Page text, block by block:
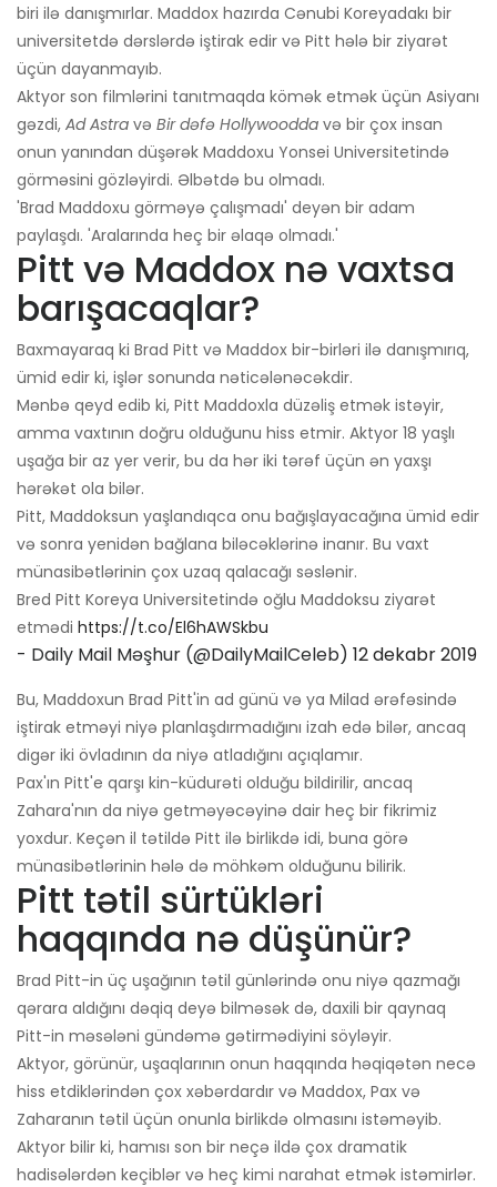
biri ilə danışmırlar. Maddox hazırda Cənubi Koreyadakı bir
universitetdə dərslərdə iştirak edir və Pitt hələ bir ziyarət
üçün dayanmayıb.
Aktyor son filmlərini tanıtmaqda kömək etmək üçün Asiyanı
gəzdi, Ad Astra və Bir dəfə Hollywoodda və bir çox insan
onun yanından düşərək Maddoxu Yonsei Universitetində
görməsini gözləyirdi. Əlbətdə bu olmadı.
'Brad Maddoxu görməyə çalışmadı' deyən bir adam
paylaşdı. 'Aralarında heç bir əlaqə olmadı.'
Pitt və Maddox nə vaxtsa
barışacaqlar?
Baxmayaraq ki Brad Pitt və Maddox bir-birləri ilə danışmırıq,
ümid edir ki, işlər sonunda nəticələnəcəkdir.
Mənbə qeyd edib ki, Pitt Maddoxla düzəliş etmək istəyir,
amma vaxtının doğru olduğunu hiss etmir. Aktyor 18 yaşlı
uşağa bir az yer verir, bu da hər iki tərəf üçün ən yaxşı
hərəkət ola bilər.
Pitt, Maddoksun yaşlandıqca onu bağışlayacağına ümid edir
və sonra yenidən bağlana biləcəklərinə inanır. Bu vaxt
münasibətlərinin çox uzaq qalacağı səslənir.
Bred Pitt Koreya Universitetində oğlu Maddoksu ziyarət
etmədi https://t.co/El6hAWSkbu
- Daily Mail Məşhur (@DailyMailCeleb) 12 dekabr 2019
Bu, Maddoxun Brad Pitt'in ad günü və ya Milad ərəfəsində
iştirak etməyi niyə planlaşdırmadığını izah edə bilər, ancaq
digər iki övladının da niyə atladığını açıqlamır.
Pax'ın Pitt'e qarşı kin-küdurəti olduğu bildirilir, ancaq
Zahara'nın da niyə getməyəcəyinə dair heç bir fikrimiz
yoxdur. Keçən il tətildə Pitt ilə birlikdə idi, buna görə
münasibətlərinin hələ də möhkəm olduğunu bilirik.
Pitt tətil sürtükləri
haqqında nə düşünür?
Brad Pitt-in üç uşağının tətil günlərində onu niyə qazmağı
qərara aldığını dəqiq deyə bilməsək də, daxili bir qaynaq
Pitt-in məsələni gündəmə gətirmədiyini söyləyir.
Aktyor, görünür, uşaqlarının onun haqqında həqiqətən necə
hiss etdiklərindən çox xəbərdardır və Maddox, Pax və
Zaharanın tətil üçün onunla birlikdə olmasını istəməyib.
Aktyor bilir ki, hamısı son bir neçə ildə çox dramatik
hadisələrdən keçiblər və heç kimi narahat etmək istəmirlər.